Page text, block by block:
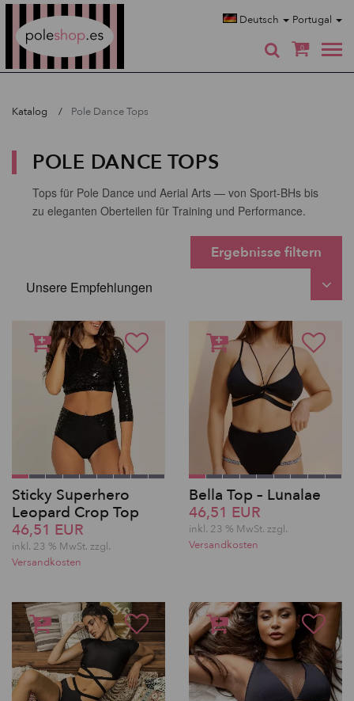
Deutsch Portugal
0
Katalog Pole Dance Tops
POLE DANCE TOPS
Tops für Pole Dance und Aerial Arts — von Sport-BHs bis
zu eleganten Oberteilen für Training und Performance.
Ergebnisse filtern
Sticky Superhero
Leopard Crop Top
46,51 EUR
inkl. 23 % MwSt. zzgl.
Versandkosten
Bella Top – Lunalae
46,51 EUR
inkl. 23 % MwSt. zzgl.
Versandkosten